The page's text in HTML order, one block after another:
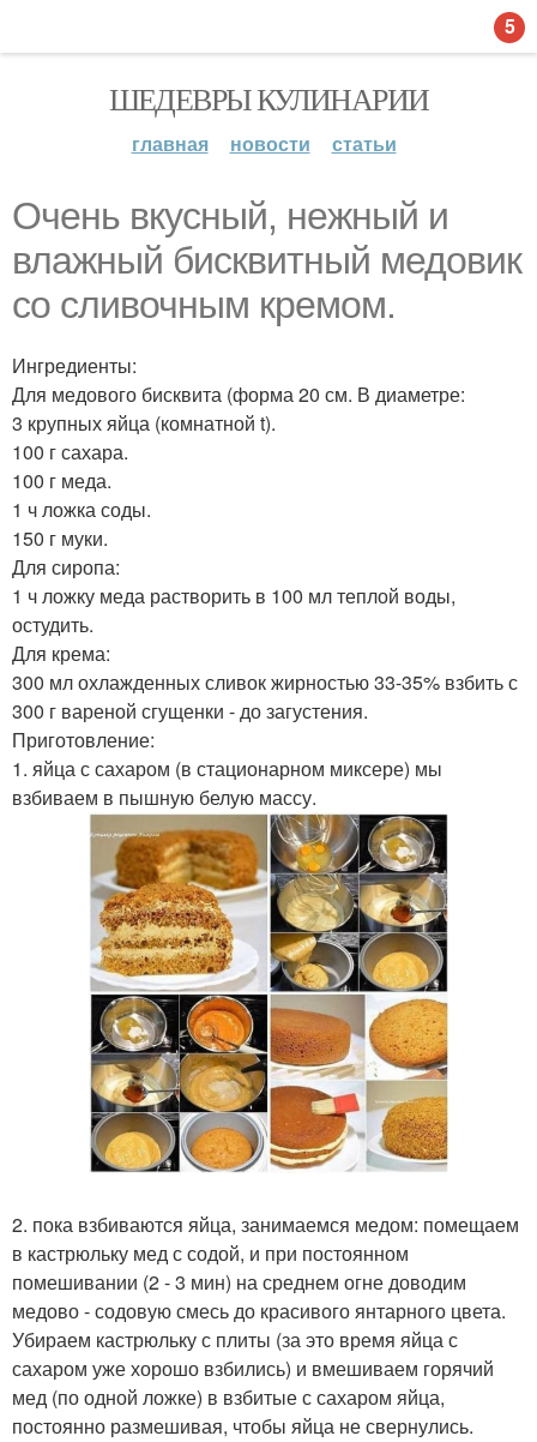
ШЕДЕВРЫ КУЛИНАРИИ
главная новости статьи
Очень вкусный, нежный и
влажный бисквитный медовик
со сливочным кремом.
Ингредиенты:
Для медового бисквита (форма 20 см. В диаметре:
3 крупных яйца (комнатной t).
100 г сахара.
100 г меда.
1 ч ложка соды.
150 г муки.
Для сиропа:
1 ч ложку меда растворить в 100 мл теплой воды,
остудить.
Для крема:
300 мл охлажденных сливок жирностью 33-35% взбить с
300 г вареной сгущенки - до загустения.
Приготовление:
1. яйца с сахаром (в стационарном миксере) мы
взбиваем в пышную белую массу.
2. пока взбиваются яйца, занимаемся медом: помещаем
в кастрюльку мед с содой, и при постоянном
помешивании (2 - 3 мин) на среднем огне доводим
медово - содовую смесь до красивого янтарного цвета.
Убираем кастрюльку с плиты (за это время яйца с
сахаром уже хорошо взбились) и вмешиваем горячий
мед (по одной ложке) в взбитые с сахаром яйца,
постоянно размешивая, чтобы яйца не свернулись.
5